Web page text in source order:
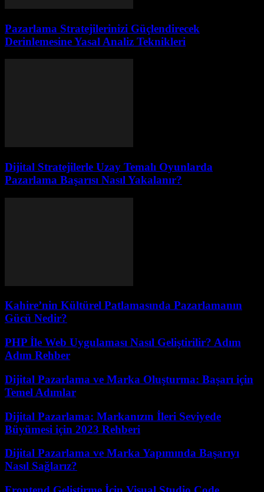
Pazarlama Stratejilerinizi Güçlendirecek
Derinlemesine Yasal Analiz Teknikleri
Dijital Stratejilerle Uzay Temalı Oyunlarda
Pazarlama Başarısı Nasıl Yakalanır?
Kahire’nin Kültürel Patlamasında Pazarlamanın
Gücü Nedir?
PHP İle Web Uygulaması Nasıl Geliştirilir? Adım
Adım Rehber
Dijital Pazarlama ve Marka Oluşturma: Başarı için
Temel Adımlar
Dijital Pazarlama: Markanızın İleri Seviyede
Büyümesi için 2023 Rehberi
Dijital Pazarlama ve Marka Yapımında Başarıyı
Nasıl Sağlarız?